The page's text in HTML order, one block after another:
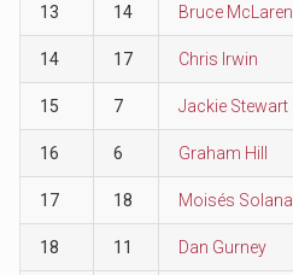
13 14 Bruce McLaren
14 17 Chris Irwin
15 7 Jackie Stewart
16 6 Graham Hill
17 18 Moisés Solana
18 11 Dan Gurney